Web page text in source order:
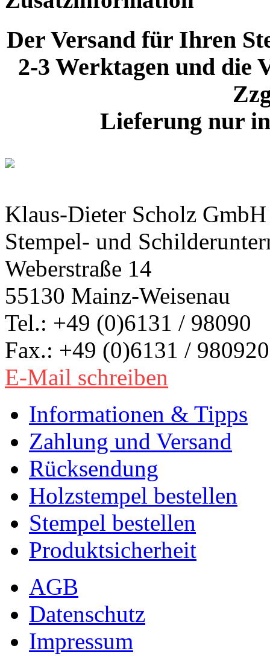
Der Versand für Ihren
2-3 Werktagen und die
Lieferung nur
Klaus-Dieter Scholz GmbH
Stempel- und
Weberstraße 14
55130 Mainz-Weisenau
Tel.: +49 (0)6131 / 98090
Fax.: +49 (0)6131 / 980920
E-Mail schreiben
Informationen & Tipps
Zahlung und Versand
Rücksendung
Holzstempel bestellen
Stempel bestellen
Produktsicherheit
AGB
Datenschutz
Impressum